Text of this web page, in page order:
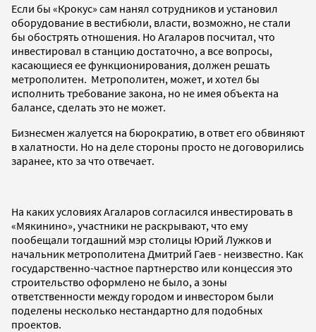
Если бы «Крокус» сам нанял сотрудников и установил
оборудование в вестибюли, власти, возможно, не стали
бы обострять отношения. Но Агаларов посчитал, что
инвестировал в станцию достаточно, а все вопросы,
касающиеся ее функционирования, должен решать
метрополитен. Метрополитен, может, и хотел бы
исполнить требование закона, но не имея объекта на
балансе, сделать это не может.
Бизнесмен жалуется на бюрократию, в ответ его обвиняют
в халатности. Но на деле стороны просто не договорились
заранее, кто за что отвечает.
На каких условиях Агаларов согласился инвестировать в
«Мякинино», участники не раскрывают, что ему
пообещали тогдашний мэр столицы Юрий Лужков и
начальник метрополитена Дмитрий Гаев - неизвестно. Как
государственно-частное партнерство или концессия это
строительство оформлено не было, а зоны
ответственности между городом и инвестором были
поделены несколько нестандартно для подобных
проектов.